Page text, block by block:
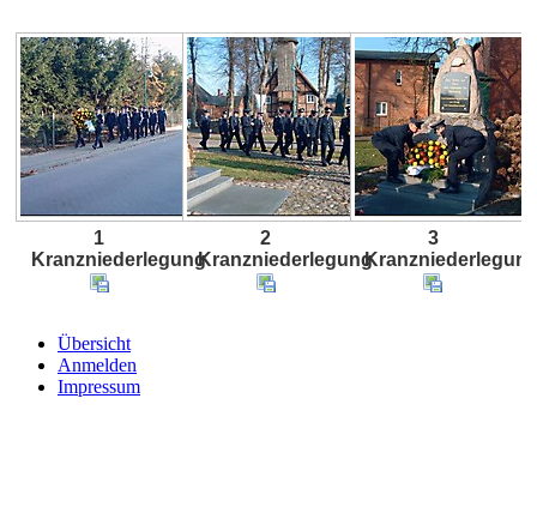
1
Kranzniederlegung
2
Kranzniederlegung
3
Übersicht
Anmelden
Impressum